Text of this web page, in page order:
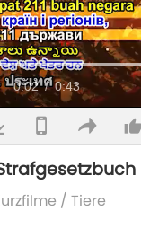
Aktueller
Zeitpunkt
0:02 / Dauer
0:43
Geladen:
44.54%
/Tiere